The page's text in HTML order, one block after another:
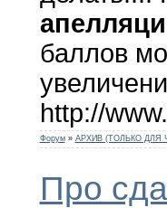
баллов
http://
Форум » АРХИВ (ТОЛЬКО ДЛЯ
Про